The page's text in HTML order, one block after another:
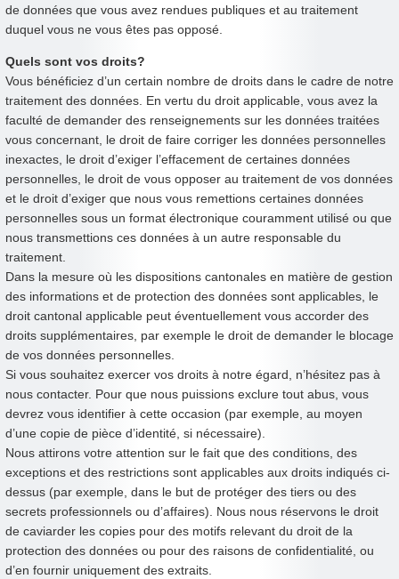
de données que vous avez rendues publiques et au traitement
duquel vous ne vous êtes pas opposé.
Quels sont vos droits?
Vous bénéficiez d’un certain nombre de droits dans le cadre de notre
traitement des données. En vertu du droit applicable, vous avez la
faculté de demander des renseignements sur les données traitées
vous concernant, le droit de faire corriger les données personnelles
inexactes, le droit d’exiger l’effacement de certaines données
personnelles, le droit de vous opposer au traitement de vos données
et le droit d’exiger que nous vous remettions certaines données
personnelles sous un format électronique couramment utilisé ou que
nous transmettions ces données à un autre responsable du
traitement.
Dans la mesure où les dispositions cantonales en matière de gestion
des informations et de protection des données sont applicables, le
droit cantonal applicable peut éventuellement vous accorder des
droits supplémentaires, par exemple le droit de demander le blocage
de vos données personnelles.
Si vous souhaitez exercer vos droits à notre égard, n’hésitez pas à
nous contacter. Pour que nous puissions exclure tout abus, vous
devrez vous identifier à cette occasion (par exemple, au moyen
d’une copie de pièce d’identité, si nécessaire).
Nous attirons votre attention sur le fait que des conditions, des
exceptions et des restrictions sont applicables aux droits indiqués ci-
dessus (par exemple, dans le but de protéger des tiers ou des
secrets professionnels ou d’affaires). Nous nous réservons le droit
de caviarder les copies pour des motifs relevant du droit de la
protection des données ou pour des raisons de confidentialité, ou
d’en fournir uniquement des extraits.